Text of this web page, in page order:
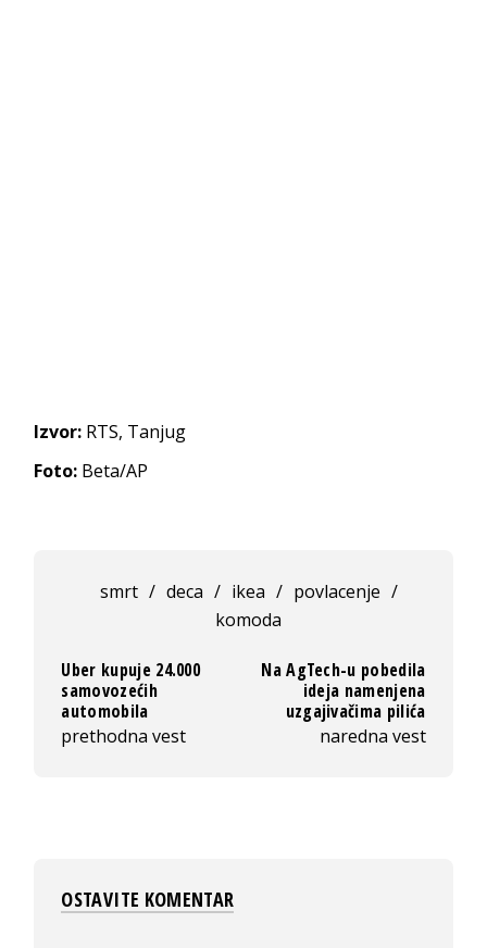
Izvor: RTS, Tanjug
Foto: Beta/AP
smrt / deca / ikea / povlacenje /
komoda
Uber kupuje 24.000
samovozećih
automobila
prethodna vest
Na AgTech-u pobedila
ideja namenjena
uzgajivačima pilića
naredna vest
OSTAVITE KOMENTAR